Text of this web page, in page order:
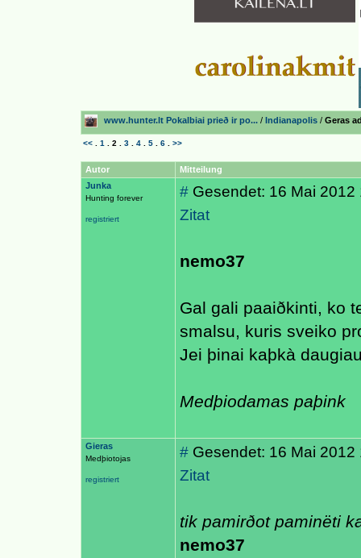
www.hunter.lt Pokalbiai prieð ir po... / Indianapolis / Geras
<< 1 2 3 4 5 6 >>
Autor
Mitteilung
Junka
Hunting forever
registriert
# Gesendet: 16 Mai 2012
Zitat
nemo37
Gal gali paaiðkinti, ko
smalsu, kuris sveiko
Jei þinai kaþkà
Medþiodamas paþink
Gieras
Medþiotojas
registriert
# Gesendet: 16 Mai 2012
Zitat
tik pamirðot paminëti
nemo37